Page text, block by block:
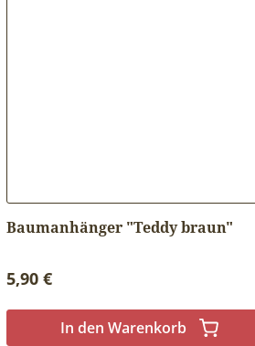
Baumanhänger "Teddy braun"
Regulärer Preis:
5,90 €
In den Warenkorb